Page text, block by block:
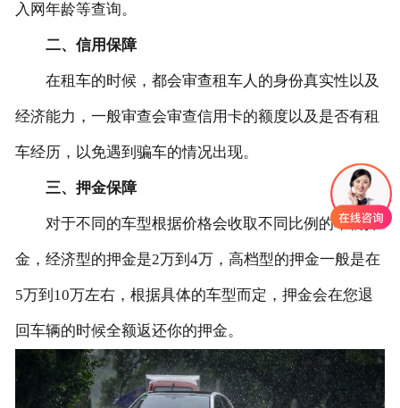
入网年龄等查询。
二、信用保障
在租车的时候，都会审查租车人的身份真实性以及
经济能力，一般审查会审查信用卡的额度以及是否有租
车经历，以免遇到骗车的情况出现。
三、押金保障
对于不同的车型根据价格会收取不同比例的车辆押
金，经济型的押金是2万到4万，高档型的押金一般是在
5万到10万左右，根据具体的车型而定，押金会在您退
回车辆的时候全额返还你的押金。